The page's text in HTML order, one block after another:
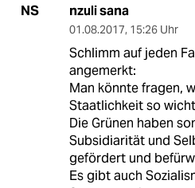
NS nzuli sana
01.08.2017, 15:26 Uhr
Schlimm auf jeden
angemerkt:
Man könnte fragen,
Staatlichkeit so
Die Grünen haben
Subsidiarität und
gefördert und
Es gibt auch